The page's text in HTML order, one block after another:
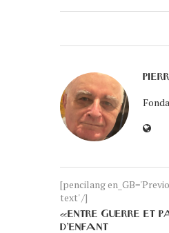
[pencilang
text' /]
«ENTRE GUERRE ET
D’ENFANT